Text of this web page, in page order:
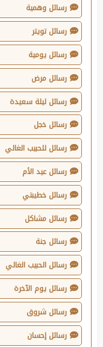
رسائل وهمية
رسائل تويتر
رسائل يومية
رسائل مرض
رسائل ليلة سعيدة
رسائل خجل
رسائل للحبيب الغالي
رسائل عيد الأم
رسائل خطيبتي
رسائل مشاكل
رسائل جنة
رسائل الحبيب الغالي
رسائل يوم الآخرة
رسائل شروق
رسائل إحسان